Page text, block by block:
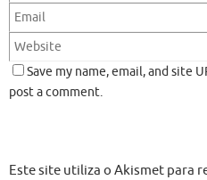
Save my name, email, and site
post a comment.
Este site utiliza o Akismet para